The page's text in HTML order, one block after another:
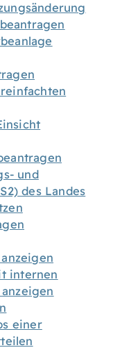
und
des Landes
internen
einer